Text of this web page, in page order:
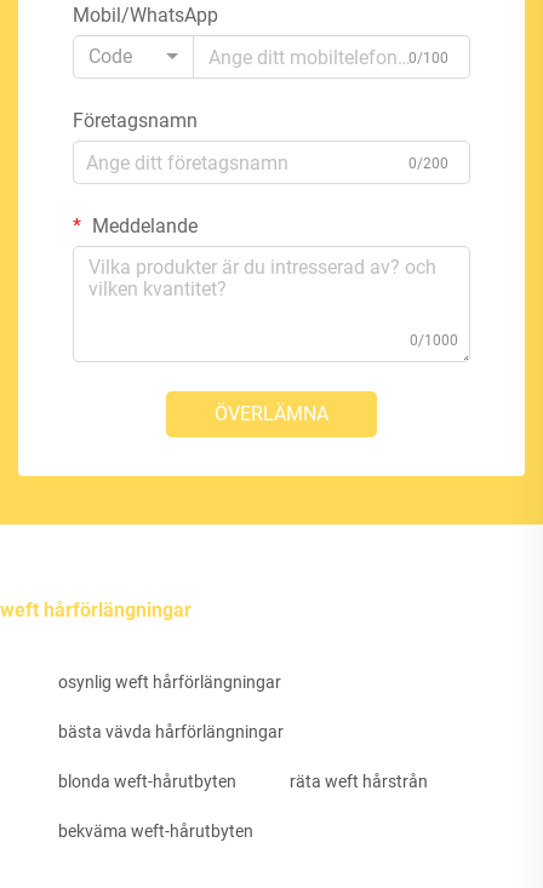
Mobil/WhatsApp
Code
0/100
Företagsnamn
0/200
Meddelande
0/1000
ÖVERLÄMNA
weft hårförlängningar
osynlig weft hårförlängningar
bästa vävda hårförlängningar
blonda weft-hårutbyten räta weft hårstrån
bekväma weft-hårutbyten